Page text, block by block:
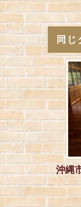
同じ
沖縄